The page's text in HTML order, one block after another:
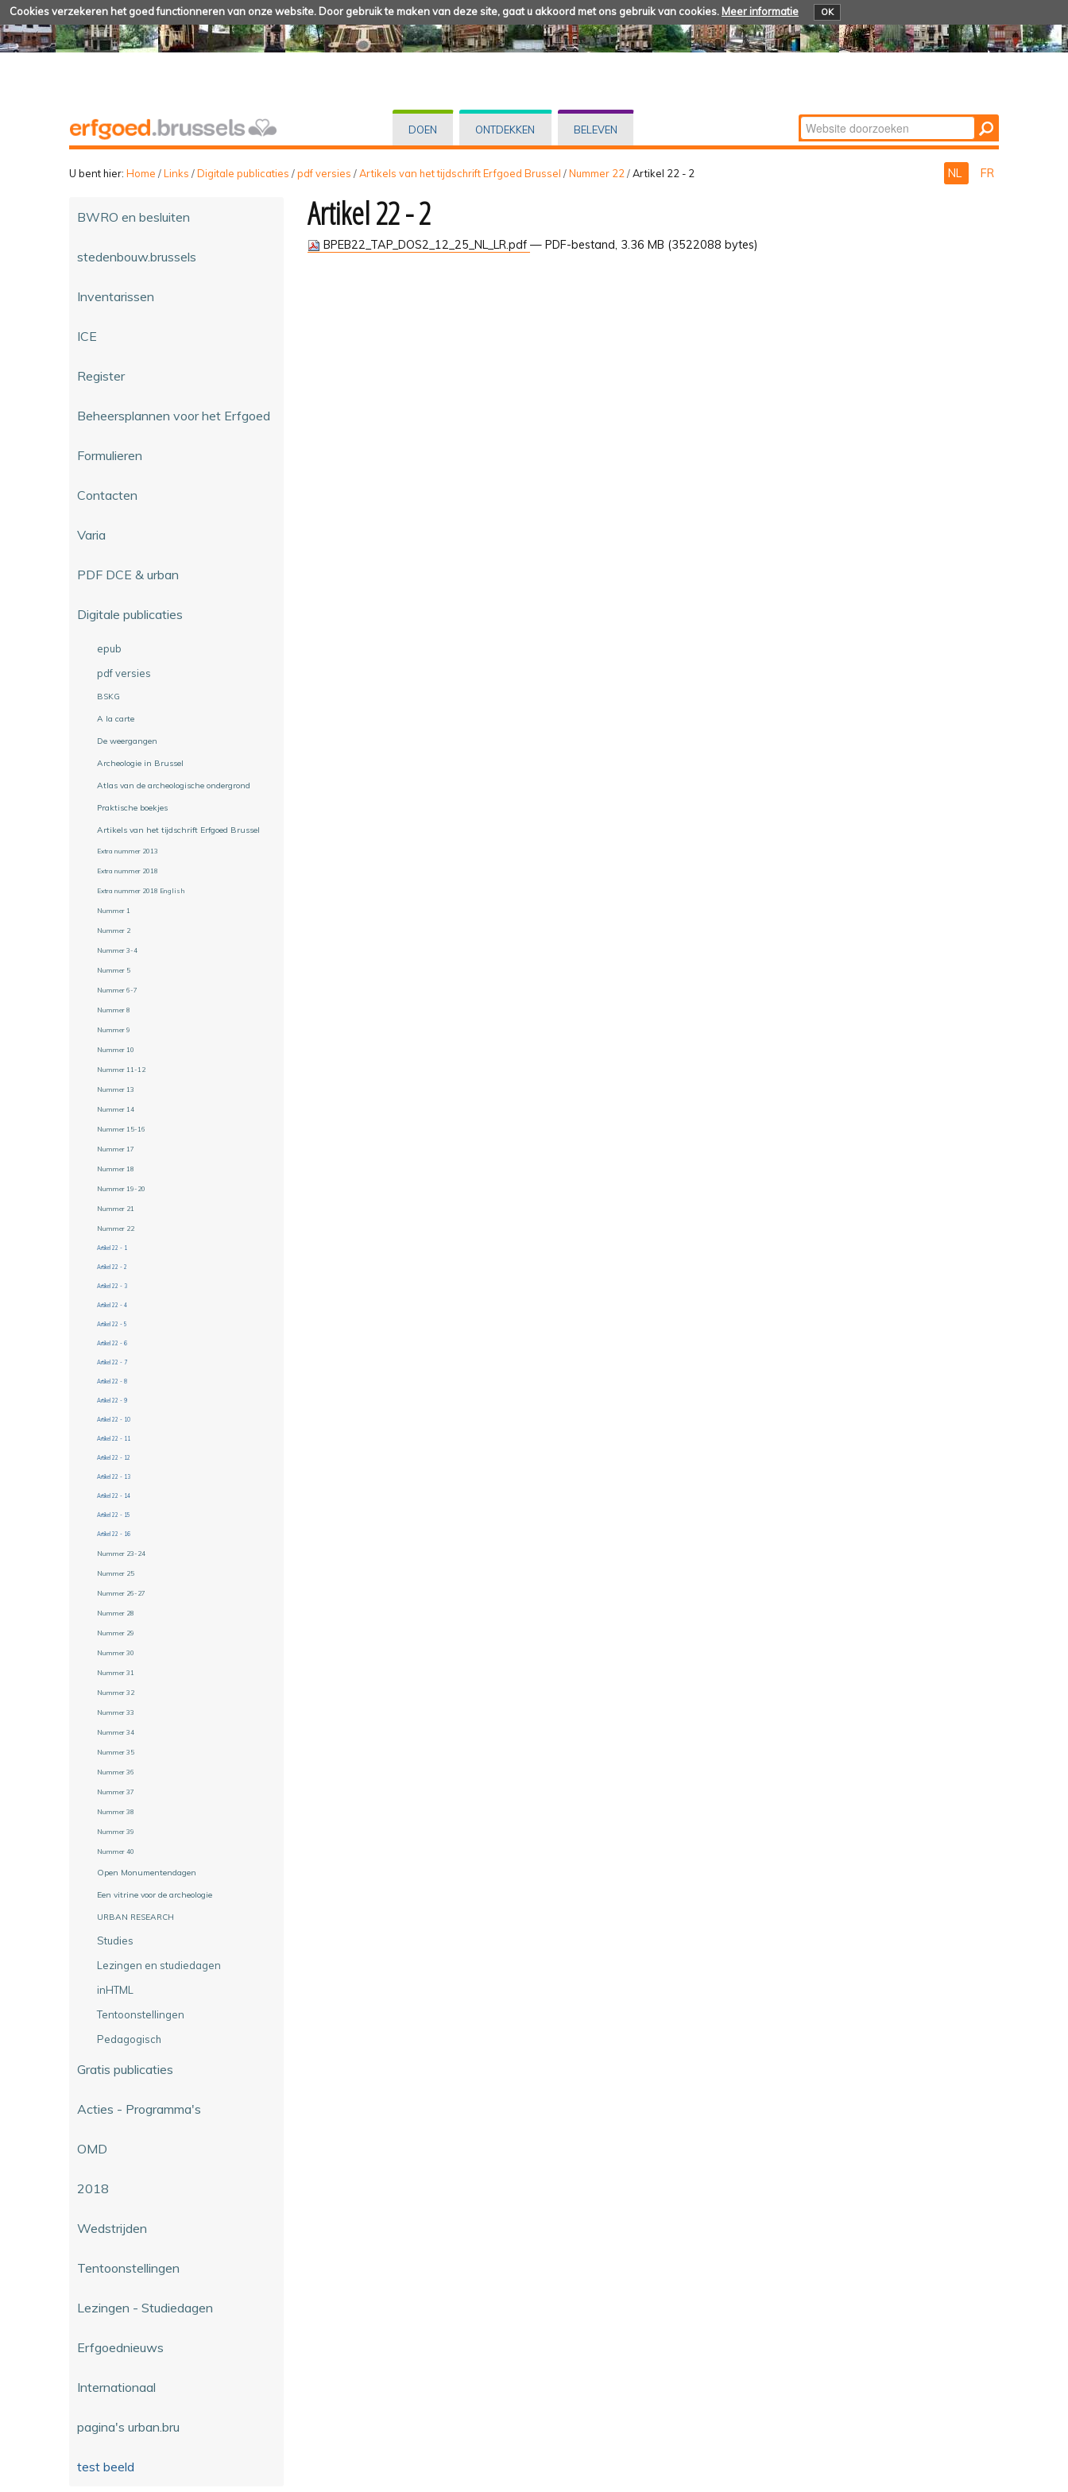
Cookies verzekeren het goed functionneren van onze website. Door gebruik te maken van deze site, gaat u akkoord met ons gebruik van cookies. Meer informatie OK
DOEN ONTDEKKEN BELEVEN Zoek
Geavanceerd
U bent hier: Home /Links /Digitale publicaties /pdf versies /Artikels van het tijdschrift Erfgoed Brussel /Nummer 22 /Artikel 22 - 2 NL FR
BWRO en besluiten
stedenbouw.brussels
Inventarissen
ICE
Register
Beheersplannen voor het Erfgoed
Formulieren
Contacten
Varia
PDF DCE & urban
Digitale publicaties
epub
pdf versies
BSKG
A la carte
De weergangen
Archeologie in Brussel
Atlas van de archeologische ondergrond
Praktische boekjes
Artikels van het tijdschrift Erfgoed Brussel
Extra nummer 2013
Extra nummer 2018
Extra nummer 2018 English
Nummer 1
Nummer 2
Nummer 3-4
Nummer 5
Nummer 6-7
Nummer 8
Nummer 9
Nummer 10
Nummer 11-12
Nummer 13
Nummer 14
Nummer 15-16
Nummer 17
Nummer 18
Nummer 19-20
Nummer 21
Nummer 22
Artikel 22 - 1
Artikel 22 - 2
Artikel 22 - 3
Artikel 22 - 4
Artikel 22 - 5
Artikel 22 - 6
Artikel 22 - 7
Artikel 22 - 8
Artikel 22 - 9
Artikel 22 - 10
Artikel 22 - 11
Artikel 22 - 12
Artikel 22 - 13
Artikel 22 - 14
Artikel 22 - 15
Artikel 22 - 16
Nummer 23-24
Nummer 25
Nummer 26-27
Nummer 28
Nummer 29
Nummer 30
Nummer 31
Nummer 32
Nummer 33
Nummer 34
Nummer 35
Nummer 36
Nummer 37
Nummer 38
Nummer 39
Nummer 40
Open Monumentendagen
Een vitrine voor de archeologie
URBAN RESEARCH
Studies
Lezingen en studiedagen
inHTML
Tentoonstellingen
Pedagogisch
Gratis publicaties
Acties - Programma's
OMD
2018
Wedstrijden
Tentoonstellingen
Lezingen - Studiedagen
Erfgoednieuws
Internationaal
pagina's urban.bru
test beeld
Artikel 22 - 2
BPEB22_TAP_DOS2_12_25_NL_LR.pdf — PDF-bestand, 3.36 MB (3522088 bytes)